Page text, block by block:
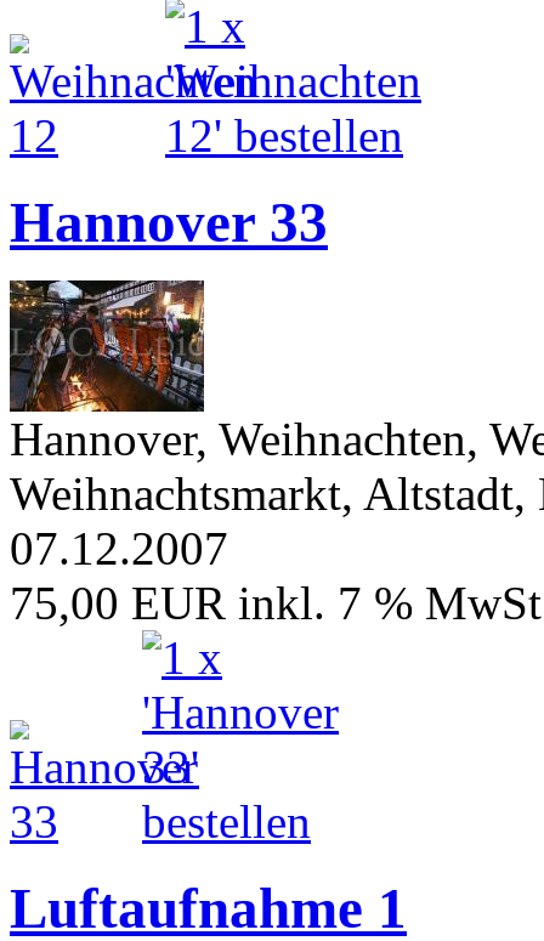
Hannover 33
Hannover, Weihnachten,
Weihnachtsmarkt, Altstadt,
07.12.2007
75,00 EUR inkl. 7 %
Luftaufnahme 1